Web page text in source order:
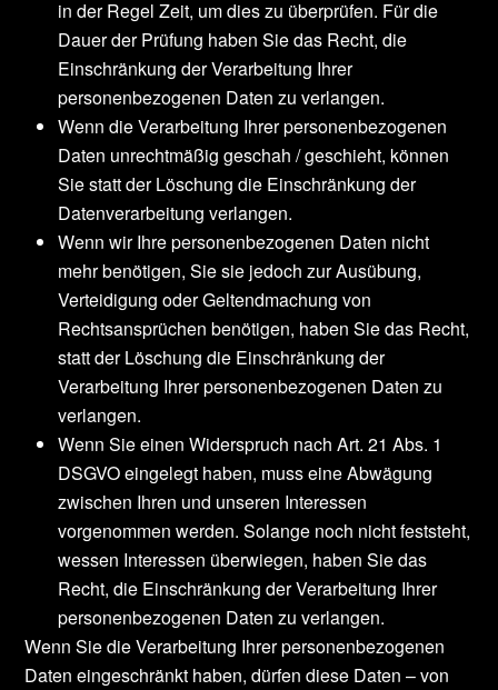
in der Regel Zeit, um dies zu überprüfen. Für die
Dauer der Prüfung haben Sie das Recht, die
Einschränkung der Verarbeitung Ihrer
personenbezogenen Daten zu verlangen.
Wenn die Verarbeitung Ihrer personenbezogenen
Daten unrechtmäßig geschah / geschieht, können
Sie statt der Löschung die Einschränkung der
Datenverarbeitung verlangen.
Wenn wir Ihre personenbezogenen Daten nicht
mehr benötigen, Sie sie jedoch zur Ausübung,
Verteidigung oder Geltendmachung von
Rechtsansprüchen benötigen, haben Sie das Recht,
statt der Löschung die Einschränkung der
Verarbeitung Ihrer personenbezogenen Daten zu
verlangen.
Wenn Sie einen Widerspruch nach Art. 21 Abs. 1
DSGVO eingelegt haben, muss eine Abwägung
zwischen Ihren und unseren Interessen
vorgenommen werden. Solange noch nicht feststeht,
wessen Interessen überwiegen, haben Sie das
Recht, die Einschränkung der Verarbeitung Ihrer
personenbezogenen Daten zu verlangen.
Wenn Sie die Verarbeitung Ihrer personenbezogenen
Daten eingeschränkt haben, dürfen diese Daten – von